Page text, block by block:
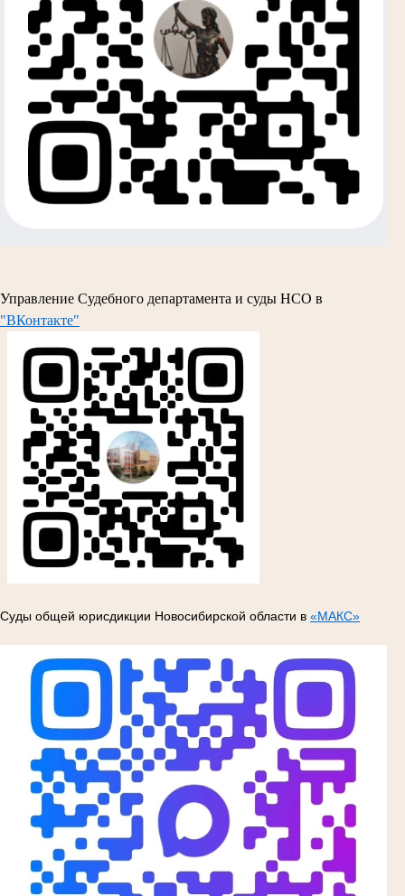
Управление Судебного департамента и суды НСО в
"ВКонтакте"
Суды общей юрисдикции Новосибирской области в «МАКС»